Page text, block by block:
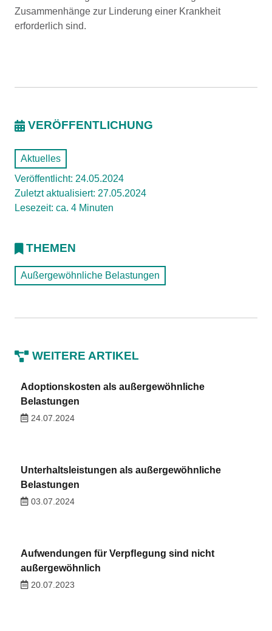
Zusammenhänge zur Linderung einer Krankheit
erforderlich sind.
VERÖFFENTLICHUNG
Aktuelles
Veröffentlicht: 24.05.2024
Zuletzt aktualisiert: 27.05.2024
Lesezeit: ca. 4 Minuten
THEMEN
Außergewöhnliche Belastungen
WEITERE ARTIKEL
Adoptionskosten als außergewöhnliche
Belastungen
24.07.2024
Unterhaltsleistungen als außergewöhnliche
Belastungen
03.07.2024
Aufwendungen für Verpﬂegung sind nicht
außergewöhnlich
20.07.2023